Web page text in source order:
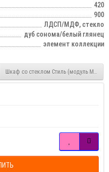
420
900
ЛДСП/МДФ, стекло
дуб сонома/белый глянец
элемент коллекции
Шкаф со стеклом Стиль (модуль М3)